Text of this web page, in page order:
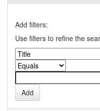
Add filters:
Use filters to refine the